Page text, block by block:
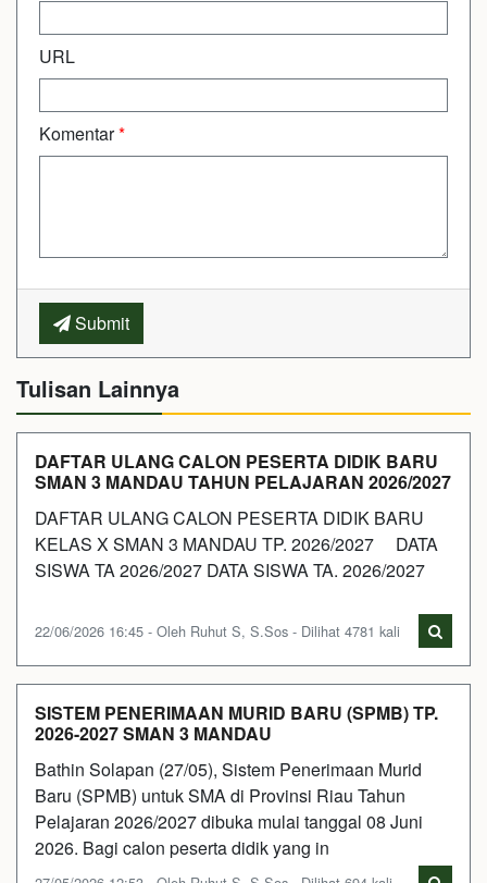
URL
Komentar*
Submit
Tulisan Lainnya
DAFTAR ULANG CALON PESERTA DIDIK BARU
SMAN 3 MANDAU TAHUN PELAJARAN 2026/2027
DAFTAR ULANG CALON PESERTA DIDIK BARU
KELAS X SMAN 3 MANDAU TP. 2026/2027 DATA
SISWA TA 2026/2027 DATA SISWA TA. 2026/2027
22/06/2026 16:45 - Oleh Ruhut S, S.Sos - Dilihat 4781 kali
SISTEM PENERIMAAN MURID BARU (SPMB) TP.
2026-2027 SMAN 3 MANDAU
Bathin Solapan (27/05), Sistem Penerimaan Murid
Baru (SPMB) untuk SMA di Provinsi Riau Tahun
Pelajaran 2026/2027 dibuka mulai tanggal 08 Juni
2026. Bagi calon peserta didik yang in